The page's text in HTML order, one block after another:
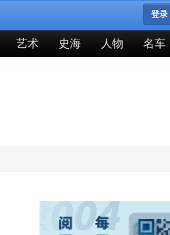
登录
艺术 史海 人物 名车